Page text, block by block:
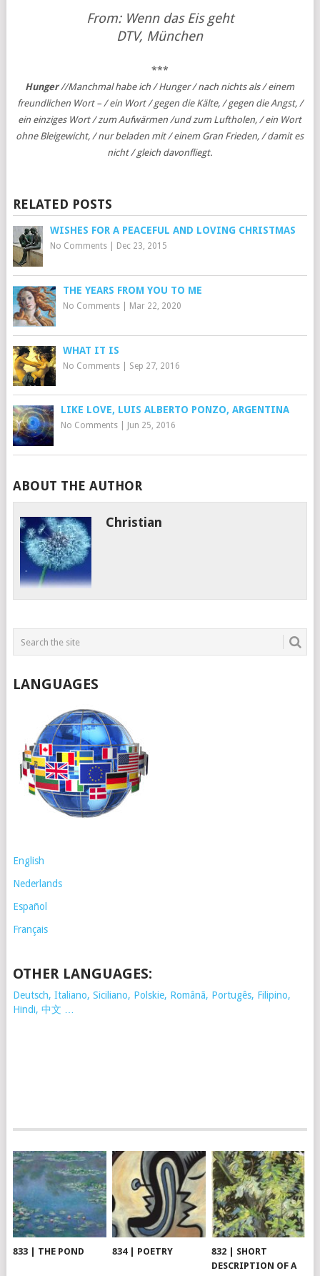
From: Wenn das Eis geht
DTV, München
***
Hunger//Manchmal habe ich / Hunger / nach nichts als / einem
freundlichen Wort – / ein Wort / gegen die Kälte, / gegen die Angst, /
ein einziges Wort / zum Aufwärmen /und zum Luftholen, / ein Wort
ohne Bleigewicht, / nur beladen mit / einem Gran Frieden, / damit es
nicht / gleich davonfliegt.
RELATED POSTS
WISHES FOR A PEACEFUL AND LOVING CHRISTMAS
No Comments| Dec 23, 2015
THE YEARS FROM YOU TO ME
No Comments| Mar 22, 2020
WHAT IT IS
No Comments| Sep 27, 2016
LIKE LOVE, LUIS ALBERTO PONZO, ARGENTINA
No Comments| Jun 25, 2016
ABOUT THE AUTHOR
Christian
LANGUAGES
English
Nederlands
Español
Français
OTHER LANGUAGES:
Deutsch, Italiano, Siciliano, Polskie, Românã, Portugês, Filipino,
Hindi, 中文 …
833 | THE POND 834 | POETRY
832 | SHORT
DESCRIPTION OF A